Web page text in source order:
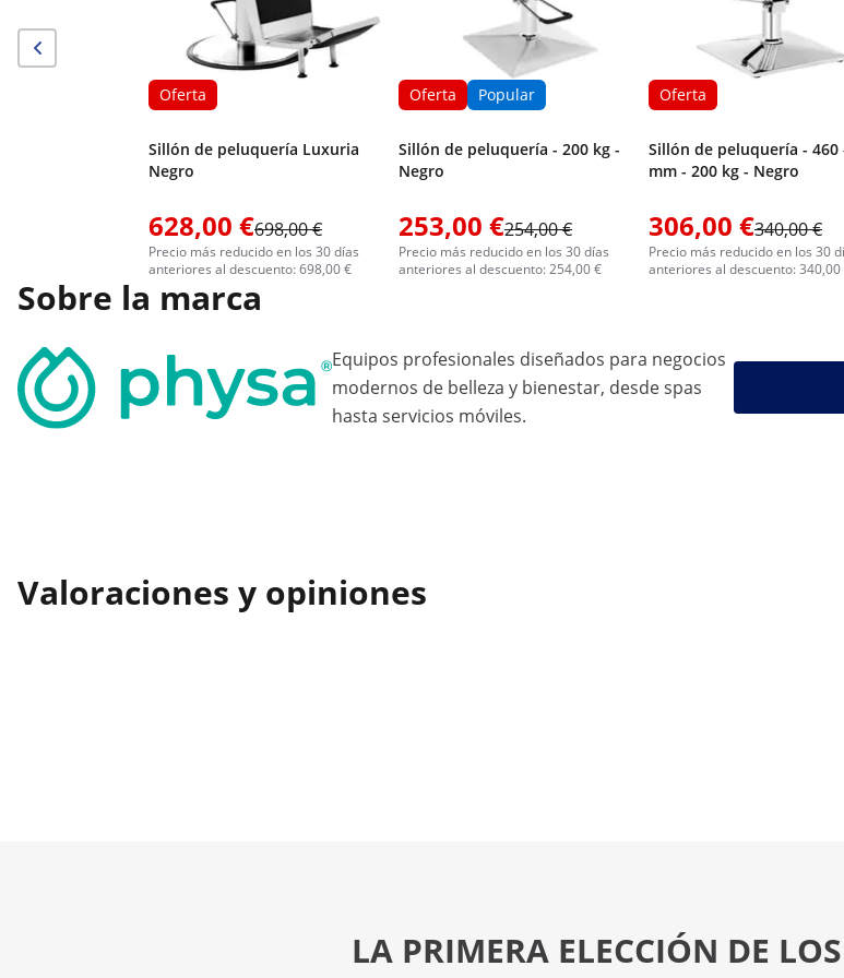
Oferta
Sillón de peluquería Luxuria
Negro
628,00 €698,00 €
Precio más reducido en los 30 días
anteriores al descuento: 698,00 €
Oferta Popular
Sillón de peluquería - 200 kg -
Negro
253,00 €254,00 €
Precio más reducido en los 30 días
anteriores al descuento: 254,00 €
Oferta
Sillón de peluquería - 460
mm - 200 kg - Negro
306,00 €340,00 €
Precio más reducido en los 30
anteriores al descuento: 340,00
Sobre la marca
Equipos profesionales diseñados para negocios
modernos de belleza y bienestar, desde spas
hasta servicios móviles.
Valoraciones y opiniones
LA PRIMERA ELECCIÓN DE